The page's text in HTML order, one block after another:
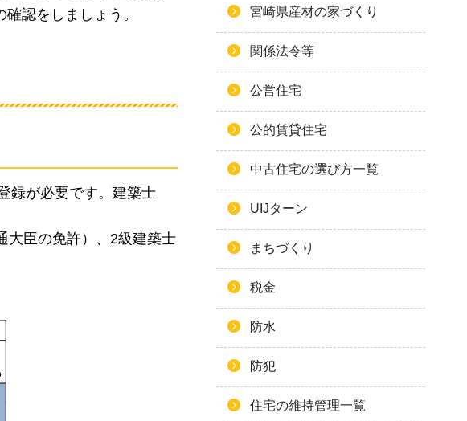
認をしましょう。
録が必要です。建築士
大臣の免許）、2級建築士
宮崎県産材の家づくり
関係法令等
公営住宅
公的賃貸住宅
中古住宅の選び方一覧
UIJターン
まちづくり
税金
防水
防犯
住宅の維持管理一覧